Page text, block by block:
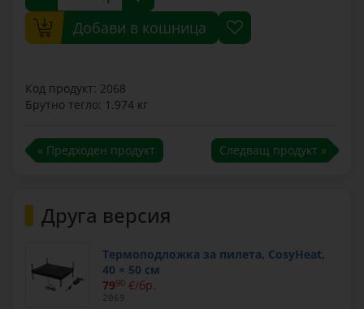
Добави в кошница
Код продукт: 2068
Брутно тегло: 1.974 кг
« Предходен продукт Следващ продукт »
Друга версия
Термоподложка за пилета, CosyHeat,
40 × 50 см
7990 €/бр.
2069